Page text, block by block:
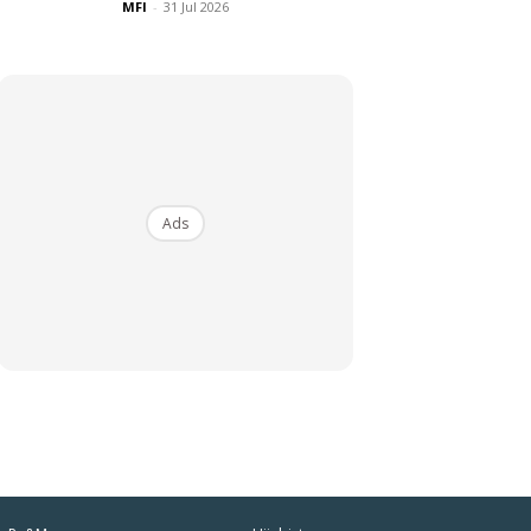
MFI - 31 Jul 2026
Ads